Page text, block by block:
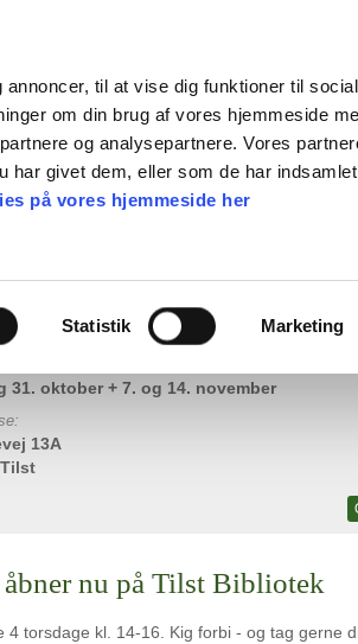
til at vise dig funktioner til
om din brug af vores hjemmeside
og analysepartnere. Vores
har givet dem, eller som de har
på vores hjemmeside her
Statistik Marketing
Webshop Nyheder
i Aarhus
31. oktober + 7. og 14. november
13A
nu på Tilst Bibliotek
torsdage kl. 14-16. Kig forbi - og tag gerne